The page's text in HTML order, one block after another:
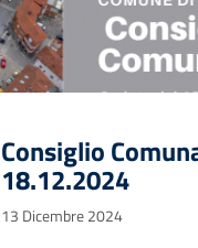
Consiglio
18.12.2024
13 Dicembre 2024